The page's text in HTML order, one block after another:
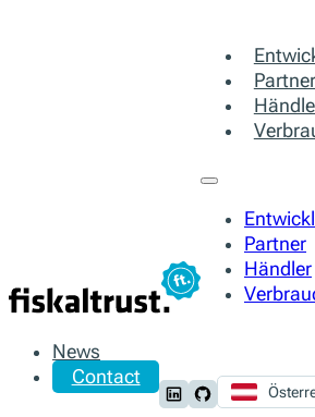
Partner
Partner
Händler
News
Contact
Follow us on
Follow us on